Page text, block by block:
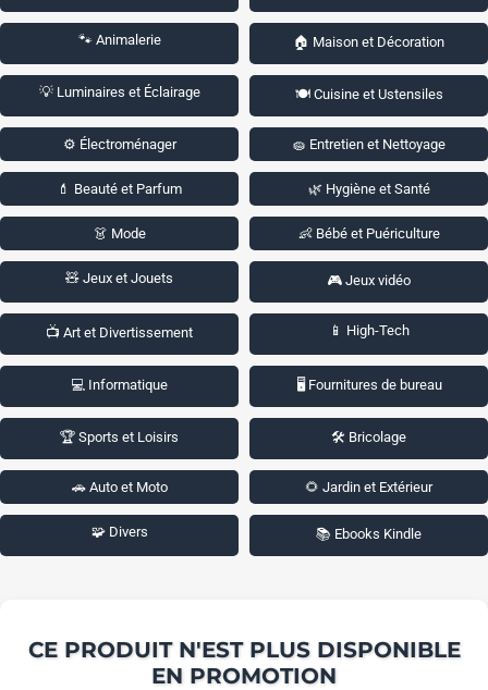
🐾 Animalerie 🏠 Maison et Décoration
💡 Luminaires et Éclairage 🍽️ Cuisine et Ustensiles
⚙️ Électroménager 🧽 Entretien et Nettoyage
💄 Beauté et Parfum 🌿 Hygiène et Santé
👗 Mode 👶 Bébé et Puériculture
🧸 Jeux et Jouets 🎮 Jeux vidéo
📺 Art et Divertissement 📱 High-Tech
💻 Informatique 🖥️ Fournitures de bureau
🏆 Sports et Loisirs 🛠️ Bricolage
🚗 Auto et Moto 🌻 Jardin et Extérieur
🧩 Divers 📚 Ebooks Kindle
CE PRODUIT N'EST PLUS DISPONIBLE
EN PROMOTION